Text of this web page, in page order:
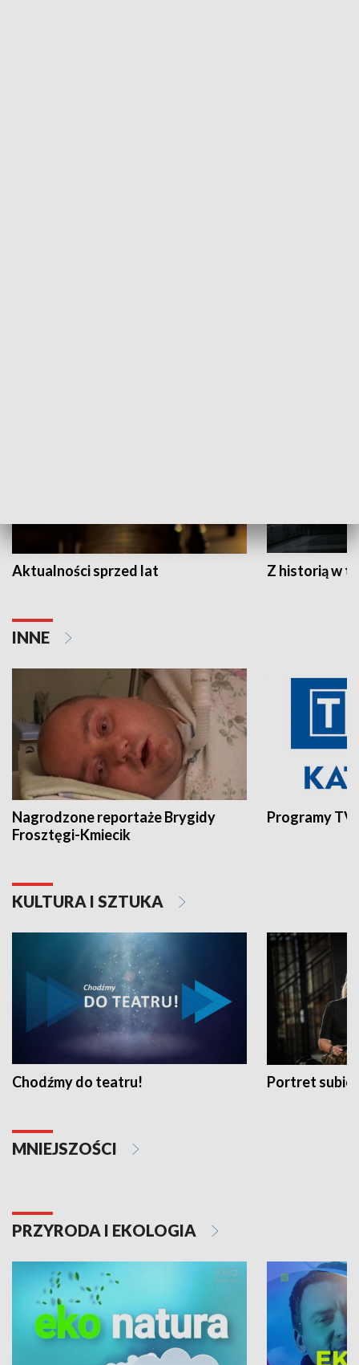
Aktualności sprzed lat Z historią w
INNE
Nagrodzone reportaże Brygidy
Frosztęgi-Kmiecik
Programy
KULTURA I SZTUKA
Chodźmy do teatru! Portret
MNIEJSZOŚCI
PRZYRODA I EKOLOGIA